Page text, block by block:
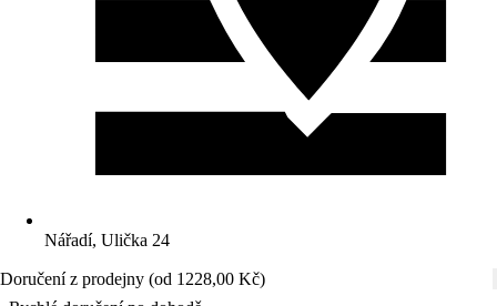
Nářadí, Ulička 24
Doručení z prodejny (od 1228,00 Kč)